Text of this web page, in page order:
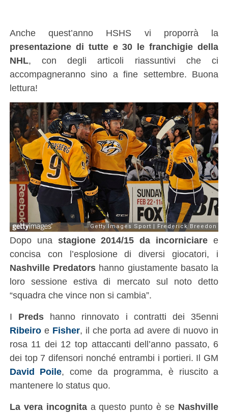
Anche quest’anno HSHS vi proporrà la
presentazione di tutte e 30 le franchigie della
NHL, con degli articoli riassuntivi che ci
accompagneranno sino a fine settembre. Buona
lettura!
Dopo una stagione 2014/15 da incorniciare e
concisa con l’esplosione di diversi giocatori, i
Nashville Predators hanno giustamente basato la
loro sessione estiva di mercato sul noto detto
“squadra che vince non si cambia”.
I Predshanno rinnovato i contratti dei 35enni
Ribeiroe Fisher, il che porta ad avere di nuovo in
rosa 11 dei 12 top attaccanti dell’anno passato, 6
dei top 7 difensori nonché entrambi i portieri. Il GM
David Poile, come da programma, è riuscito a
mantenere lo status quo.
La vera incognitaa questo punto è se Nashville